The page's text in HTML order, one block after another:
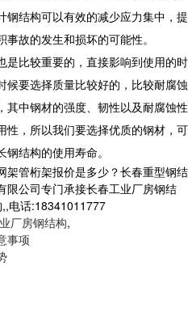
钢结构可以有效的减少应力集中，提
故的发生和损坏的可能性。
是比较重要的，直接影响到使用的时
要选择质量比较好的，比较耐腐蚀
其中钢材的强度、韧性以及耐腐蚀性
性，所以我们要选择优质的钢材，可
结构的使用寿命。
架管桁架报价是多少？长春重型钢结
限公司专门承接长春工业厂房钢结
电话:18341011777
厂房钢结构,
事项